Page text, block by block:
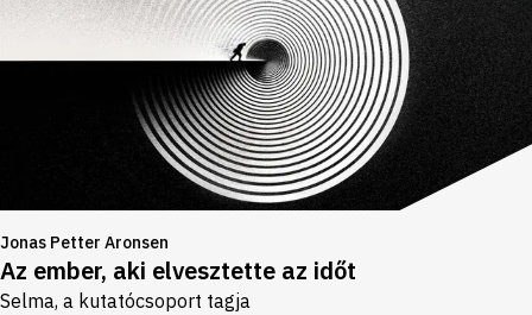
Jonas Petter Aronsen
Az ember, aki elvesztette az időt
Selma, a kutatócsoport tagja